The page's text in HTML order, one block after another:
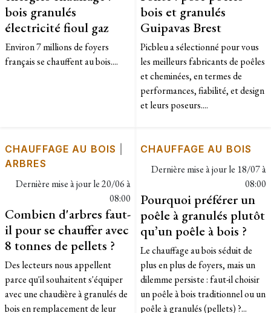
bois granulés
électricité fioul gaz
Environ 7 millions de foyers
français se chauffent au bois....
bois et granulés
Guipavas Brest
Picbleu a sélectionné pour vous
les meilleurs fabricants de poêles
et cheminées, en termes de
performances, fiabilité, et design
et leurs poseurs....
CHAUFFAGE AU BOIS
ARBRES
Dernière mise à jour le20/06 à
08:00
Combien d'arbres faut-
il pour se chauffer avec
8 tonnes de pellets ?
Des lecteurs nous appellent
parce qu'il souhaitent s'équiper
avec une chaudière à granulés de
bois en remplacement de leur
CHAUFFAGE AU BOIS
Dernière mise à jour le 18/07 à
08:00
Pourquoi préférer un
poêle à granulés plutôt
qu’un poêle à bois ?
Le chauffage au bois séduit de
plus en plus de foyers, mais un
dilemme persiste : faut-il choisir
un poêle à bois traditionnel ou un
poêle à granulés (pellets) ?...